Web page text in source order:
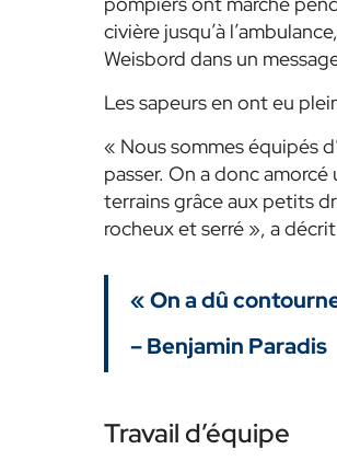
civière jusqu’à
Weisbord dans un
Les sapeurs en ont eu
« Nous sommes équipés
passer. On a donc
terrains grâce aux petits
rocheux et serré », a
« On a dû
– Benjamin Paradis
Travail d’équipe